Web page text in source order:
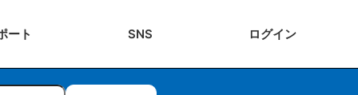
ート SNS ログイン